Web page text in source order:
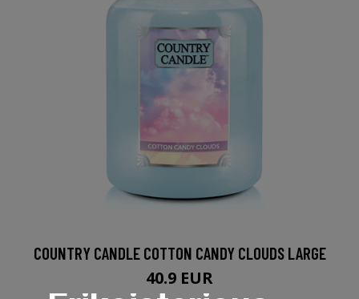
COUNTRY CANDLE COTTON CANDY CLOUDS LARGE
40.9 EUR